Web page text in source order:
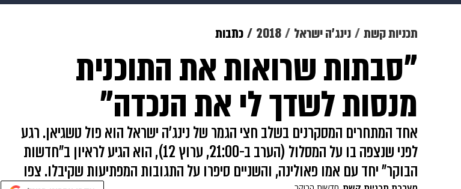
מוזיקה תרבות צבא וביטחון
דיגיטל גאווה ויוה משפט תשעה חודשים מתכונים
תכניות קשת נינג'ה ישראל 2018 כתבות
"סבתות שרואות את התוכנית
מנסות לשדך לי את הנכדה"
אחד המתחרים המסקרנים בשלב חצי הגמר של נינג'ה ישראל הוא פול טשגיאן. רגע
לפני שנצפה בו על המסלול (הערב ב-21:00, ערוץ 12), הוא הגיע לראיון ב"חדשות
הבוקר" יחד עם אמו פאולינה, והשניים סיפרו על התגובות המפתיעות שקיבלו. צפו